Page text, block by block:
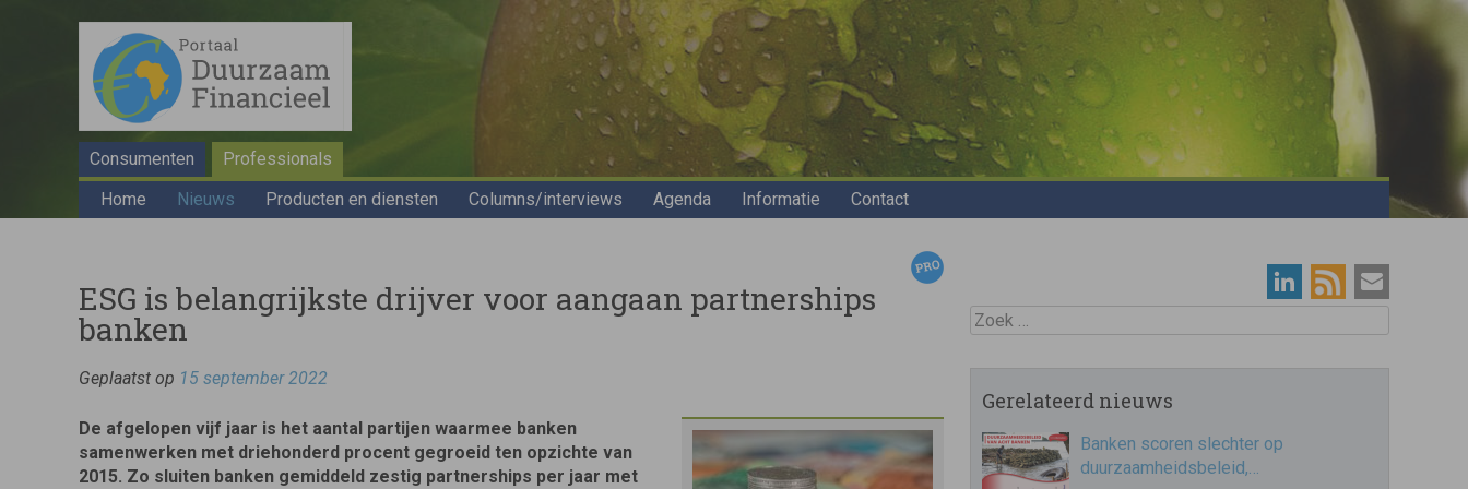
Consumenten
Professionals
Home
Nieuws Producten en diensten Columns/interviews Agenda Informatie Contact
ESG is belangrijkste drijver voor aangaan partnerships
banken
Geplaatst op 15 september 2022
De afgelopen vijf jaar is het aantal partijen waarmee banken
samenwerken met driehonderd procent gegroeid ten opzichte van
2015. Zo sluiten banken gemiddeld zestig partnerships per jaar met
Zoek
Gerelateerd nieuws
Banken scoren slechter op
duurzaamheidsbeleid,…